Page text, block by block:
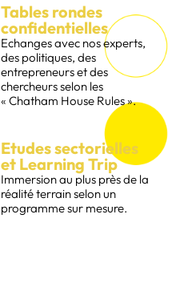
Tables rondes
confidentielles
Echanges avec nos experts,
des politiques, des
entrepreneurs et des
chercheurs selon les
« Chatham House Rules ».
Etudes sectorielles
et Learning Trip
Immersion au plus près de la
réalité terrain selon un
programme sur mesure.